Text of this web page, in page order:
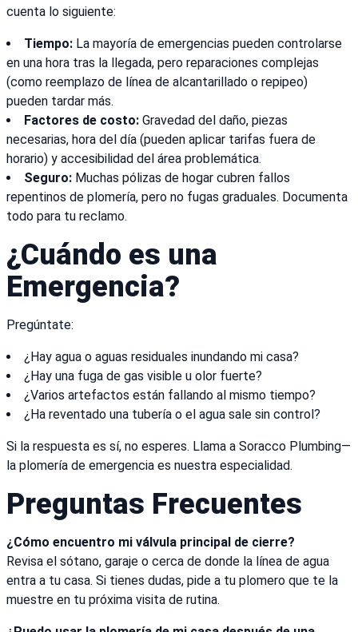
cuenta lo siguiente:
Tiempo: La mayoría de emergencias pueden controlarse
en una hora tras la llegada, pero reparaciones complejas
(como reemplazo de línea de alcantarillado o repipeo)
pueden tardar más.
Factores de costo: Gravedad del daño, piezas
necesarias, hora del día (pueden aplicar tarifas fuera de
horario) y accesibilidad del área problemática.
Seguro: Muchas pólizas de hogar cubren fallos
repentinos de plomería, pero no fugas graduales. Documenta
todo para tu reclamo.
¿Cuándo es una
Emergencia?
Pregúntate:
¿Hay agua o aguas residuales inundando mi casa?
¿Hay una fuga de gas visible u olor fuerte?
¿Varios artefactos están fallando al mismo tiempo?
¿Ha reventado una tubería o el agua sale sin control?
Si la respuesta es sí, no esperes. Llama a Soracco Plumbing—
la plomería de emergencia es nuestra especialidad.
Preguntas Frecuentes
¿Cómo encuentro mi válvula principal de cierre?
Revisa el sótano, garaje o cerca de donde la línea de agua
entra a tu casa. Si tienes dudas, pide a tu plomero que te la
muestre en tu próxima visita de rutina.